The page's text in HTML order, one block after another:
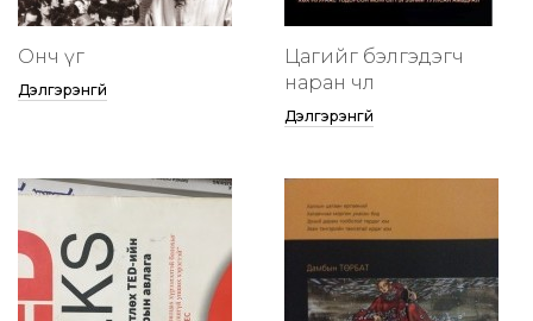
Онч үг
Дэлгэрэнгүй
Цагийг бэлгэдэгч
наран чөлөө
Дэлгэрэнгүй